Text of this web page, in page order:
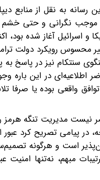
رسانه به نقل از
موجب نگرانی و حتی
و اسرائیل آغاز شده
محسوس رویکرد دولت
سنتکام نیز در پاسخ به
اطلاعیه‌ای در این باره
واقعی بوده یا صرفا
مدیریت تنگه هرمز
در پیامی تصریح کرد
است و هرگونه
مبهم، نه‌تنها امنیت